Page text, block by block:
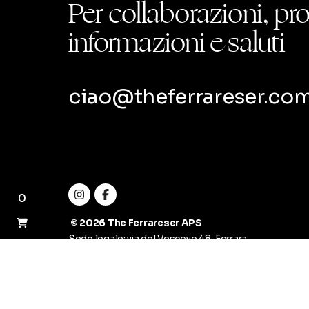
0
Per collaborazioni,
informazioni e saluti
© 2026 The Ferrareser APS
Sede legale: via del Vescovo 48, Ferrara